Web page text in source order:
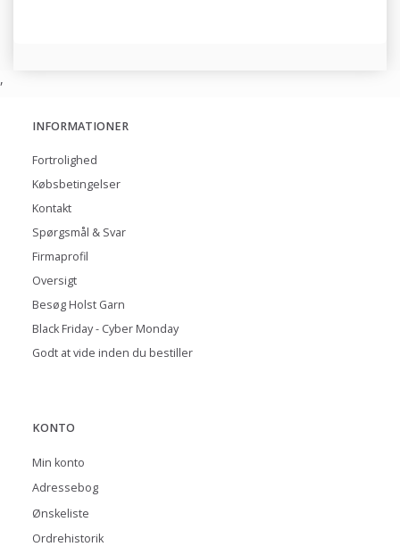
,
INFORMATIONER
Fortrolighed
Købsbetingelser
Kontakt
Spørgsmål & Svar
Firmaprofil
Oversigt
Besøg Holst Garn
Black Friday - Cyber Monday
Godt at vide inden du bestiller
KONTO
Min konto
Adressebog
Ønskeliste
Ordrehistorik